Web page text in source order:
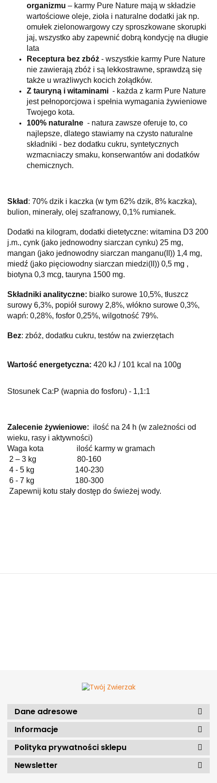
organizmu – karmy Pure Nature mają w składzie
wartościowe oleje, zioła i naturalne dodatki jak np.
omułek zielonowargowy czy sproszkowane skorupki
jaj, wszystko aby zapewnić dobrą kondycję na długie
lata
Receptura bez zbóż - wszystkie karmy Pure Nature
nie zawierają zbóż i są lekkostrawne, sprawdzą się
także u wrażliwych kocich żołądków.
Z tauryną i witaminami - każda z karm Pure Nature
jest pełnoporcjowa i spełnia wymagania żywieniowe
Twojego kota.
100% naturalne - natura zawsze oferuje to, co
najlepsze, dlatego stawiamy na czysto naturalne
składniki - bez dodatku cukru, syntetycznych
wzmacniaczy smaku, konserwantów ani dodatków
chemicznych.
Skład : 70% dzik i kaczka (w tym 62% dzik, 8% kaczka),
bulion, minerały, olej szafranowy, 0,1% rumianek.
Dodatki na kilogram, dodatki dietetyczne: witamina D3 200
j.m., cynk (jako jednowodny siarczan cynku) 25 mg,
mangan (jako jednowodny siarczan manganu(II)) 1,4 mg,
miedź (jako pięciowodny siarczan miedzi(II)) 0,5 mg ,
biotyna 0,3 mcg, tauryna 1500 mg.
Składniki analityczne: białko surowe 10,5%, tłuszcz
surowy 6,3%, popiół surowy 2,8%, włókno surowe 0,3%,
wapń: 0,28%, fosfor 0,25%, wilgotność 79%.
Bez: zbóż, dodatku cukru, testów na zwierzętach
Wartość energetyczna: 420 kJ / 101 kcal na 100g
Stosunek Ca:P (wapnia do fosforu) - 1,1:1
Zalecenie żywieniowe: ilość na 24 h (w zależności od
wieku, rasy i aktywności)
Waga kota ilość karmy w gramach
2 – 3 kg 80-160
4 - 5 kg 140-230
6 - 7 kg 180-300
Zapewnij kotu stały dostęp do świeżej wody.
Dane adresowe
Informacje
Polityka prywatności sklepu
Newsletter